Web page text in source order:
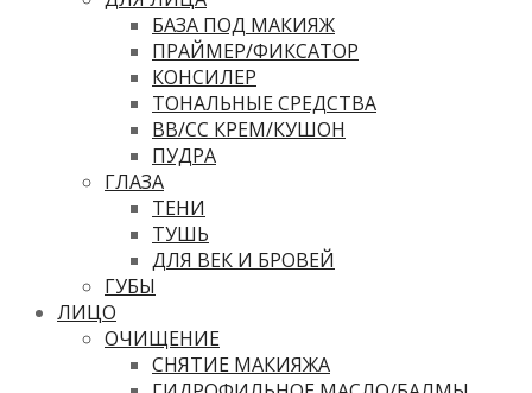
БАЗА ПОД МАКИЯЖ
ПРАЙМЕР/ФИКСАТОР
КОНСИЛЕР
ТОНАЛЬНЫЕ СРЕДСТВА
ВВ/CC КРЕМ/КУШОН
ПУДРА
ГЛАЗА
ТЕНИ
ТУШЬ
ДЛЯ ВЕК И БРОВЕЙ
ГУБЫ
ЛИЦО
ОЧИЩЕНИЕ
СНЯТИЕ МАКИЯЖА